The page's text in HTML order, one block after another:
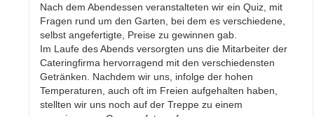
Nach dem Abendessen veranstalteten wir ein Quiz, mit
Fragen rund um den Garten, bei dem es verschiedene,
selbst angefertigte, Preise zu gewinnen gab.
Im Laufe des Abends versorgten uns die Mitarbeiter der
Cateringfirma hervorragend mit den verschiedensten
Getränken. Nachdem wir uns, infolge der hohen
Temperaturen, auch oft im Freien aufgehalten haben,
stellten wir uns noch auf der Treppe zu einem